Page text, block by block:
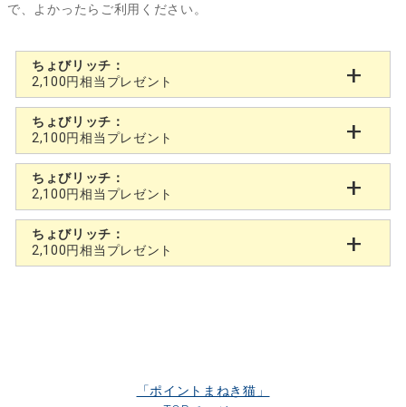
で、よかったらご利用ください。
ちょびリッチ：
2,100円相当プレゼント
ちょびリッチ：
2,100円相当プレゼント
ちょびリッチ：
2,100円相当プレゼント
ちょびリッチ：
2,100円相当プレゼント
「ポイントまねき猫」